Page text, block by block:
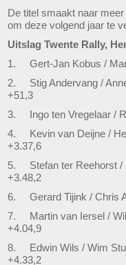
De titel smaakt naar
om deze volgend jaar te
Uitslag Twente Rally,
1. Gert-Jan Kobus /
2. Stig Andervang /
+51,3
3. Ingo ten Vregelaar /
4. Kevin van Deijne /
+3.37,6
5. Stefan ter Reehorst /
+3.48,2
6. Gerard Tijink / Chris
7. Martin van Iersel /
+4.04,9
8. Edwin Wils / Wim
+4.33,2